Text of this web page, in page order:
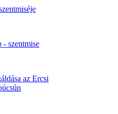
- szentmise
az Ercsi